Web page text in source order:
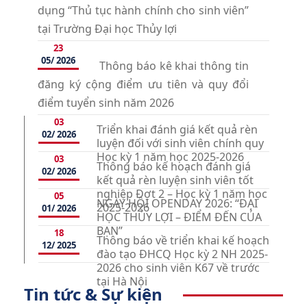
dụng “Thủ tục hành chính cho sinh viên”
tại Trường Đại học Thủy lợi
23
05/ 2026
Thông báo kê khai thông tin
đăng ký cộng điểm ưu tiên và quy đổi
điểm tuyển sinh năm 2026
03
02/ 2026
Triển khai đánh giá kết quả rèn
luyện đối với sinh viên chính quy
Học kỳ 1 năm học 2025-2026
03
02/ 2026
Thông báo kế hoạch đánh giá
kết quả rèn luyện sinh viên tốt
nghiệp Đợt 2 – Học kỳ 1 năm học
2025-2026
05
01/ 2026
NGÀY HỘI OPENDAY 2026: “ĐẠI
HỌC THỦY LỢI – ĐIỂM ĐẾN CỦA
BẠN”
18
12/ 2025
Thông báo về triển khai kế hoạch
đào tạo ĐHCQ Học kỳ 2 NH 2025-
2026 cho sinh viên K67 về trước
tại Hà Nội
Tin tức & Sự kiện